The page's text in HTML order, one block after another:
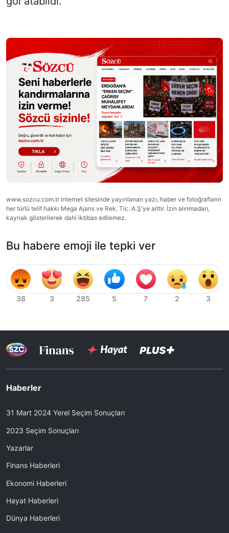
www.sozcu.com.tr internet sitesinde yayınlanan yazı, haber ve fotoğrafların
her türlü telif hakkı Mega Ajans ve Rek. Tic. A.Ş'ye aittir. İzin alınmadan,
kaynak gösterilerek dahi iktibas edilemez.
Bu habere emoji ile tepki ver
Haberler
31 Mart 2024 Yerel Seçim Sonuçları
2023 Seçim Sonuçları
Yazarlar
Finans Haberleri
Ekonomi Haberleri
Hayat Haberleri
Dünya Haberleri